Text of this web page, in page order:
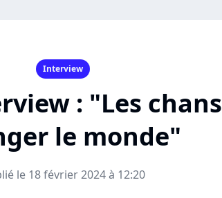
Interview
: "Les
le monde"
le 18 février 2024 à 12:20